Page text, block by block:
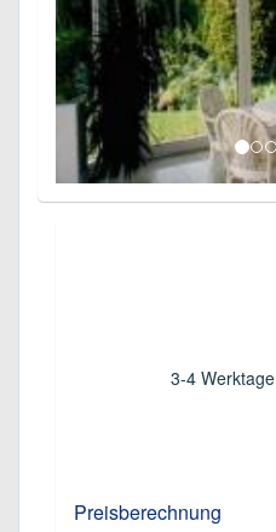
3-4 Werktage
Preisberechnung